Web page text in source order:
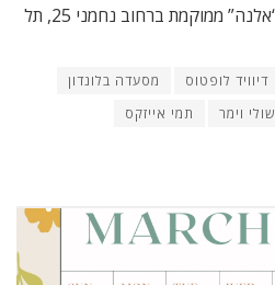
הבא שלכם בישראל. מסעדת “אלנה” ממוקמת ברחוב נחמני 25, תל
דיוויד לופטוס
מסעדה בלונדון
שולי וימר תמי אייזקס